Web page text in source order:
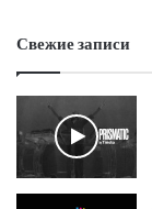
Свежие записи